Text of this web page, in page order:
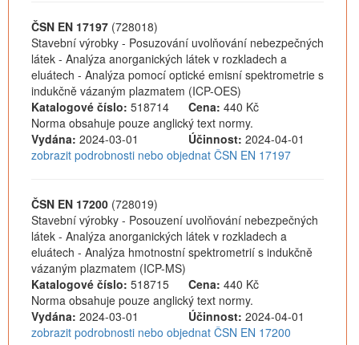
ČSN EN 17197 (728018)
Stavební výrobky - Posuzování uvolňování nebezpečných
látek - Analýza anorganických látek v rozkladech a
eluátech - Analýza pomocí optické emisní spektrometrie s
indukčně vázaným plazmatem (ICP-OES)
Katalogové číslo: 518714 Cena: 440 Kč
Norma obsahuje pouze anglický text normy.
Vydána: 2024-03-01 Účinnost: 2024-04-01
zobrazit podrobnosti nebo objednat ČSN EN 17197
ČSN EN 17200 (728019)
Stavební výrobky - Posouzení uvolňování nebezpečných
látek - Analýza anorganických látek v rozkladech a
eluátech - Analýza hmotnostní spektrometrií s indukčně
vázaným plazmatem (ICP-MS)
Katalogové číslo: 518715 Cena: 440 Kč
Norma obsahuje pouze anglický text normy.
Vydána: 2024-03-01 Účinnost: 2024-04-01
zobrazit podrobnosti nebo objednat ČSN EN 17200